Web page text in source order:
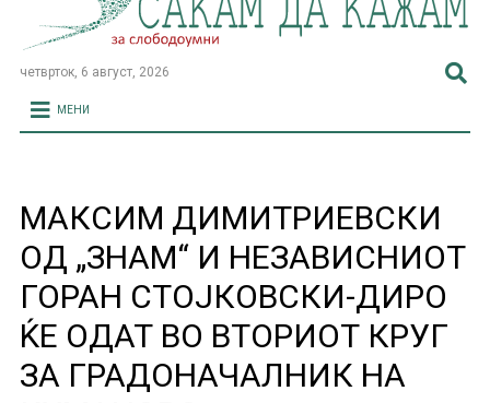
четврток, 6 август, 2026
МЕНИ
МАКСИМ ДИМИТРИЕВСКИ
ОД „ЗНАМ“ И НЕЗАВИСНИОТ
ГОРАН СТОЈКОВСКИ-ДИРО
ЌЕ ОДАТ ВО ВТОРИОТ КРУГ
ЗА ГРАДОНАЧАЛНИК НА